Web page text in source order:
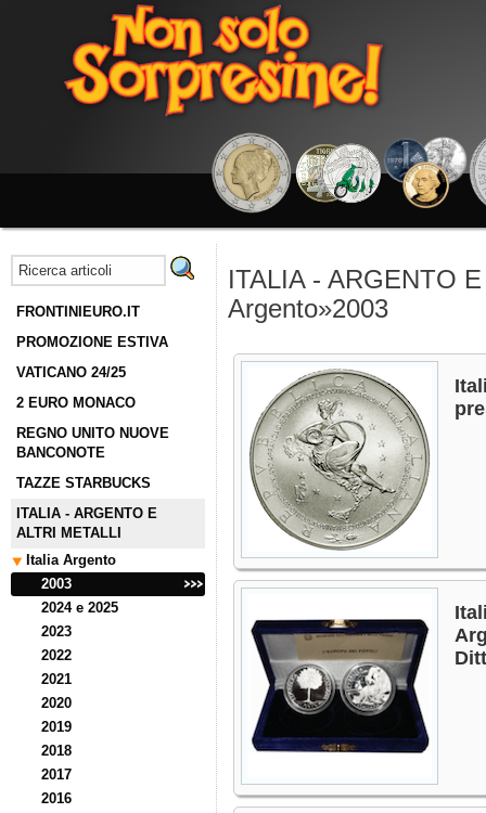
FRONTINIEURO.IT
PROMOZIONE ESTIVA
VATICANO 24/25
2 EURO MONACO
REGNO UNITO NUOVE
BANCONOTE
TAZZE STARBUCKS
ITALIA - ARGENTO E
ALTRI METALLI
Italia Argento
2003
2024 e 2025
2023
2022
2021
2020
2019
2018
2017
2016
ITALIA - ARGENTO
Argento»2003